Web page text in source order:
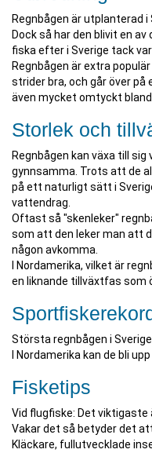
Regnbågen är utplanterad i
Dock så har den blivit en
fiska efter i Sverige tack
Regnbågen är extra
strider bra, och går över på
även mycket omtyckt
Storlek och
Regnbågen kan växa till
gynnsamma. Trots att de
på ett naturligt sätt i
vattendrag.
Oftast så "skenleker"
som att den leker man att
någon avkomma.
I Nordamerika, vilket är
en liknande tillväxtfas som
Största regnbågen i Sverige
I Nordamerika kan de bli
Fisketips
Vid flugfiske: Det viktigaste
Vakar det så betyder det
Kläckare, fullutvecklade